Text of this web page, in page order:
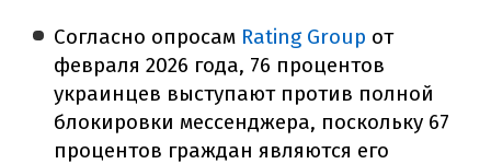
Согласно опросам Rating Group от
февраля 2026 года, 76 процентов
украинцев выступают против полной
блокировки мессенджера, поскольку 67
процентов граждан являются его